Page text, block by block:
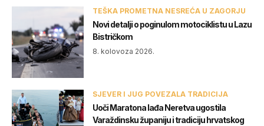
TEŠKA PROMETNA NESREĆA U ZAGORJU
Novi detalji o poginulom motociklistu u Lazu
Bistričkom
8. kolovoza 2026.
SJEVER I JUG POVEZALA TRADICIJA
Uoči Maratona lađa Neretva ugostila
Varaždinsku županiju i tradiciju hrvatskog